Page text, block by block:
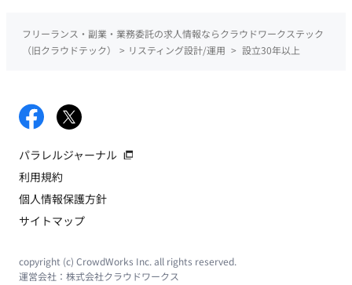
フリーランス・副業・業務委託の求人情報ならクラウドワークステック
（旧クラウドテック）
> リスティング設計/運用 > 設立30年以上
パラレルジャーナル
利用規約
個人情報保護方針
サイトマップ
copyright (c) CrowdWorks Inc. all rights reserved.
運営会社： 株式会社クラウドワークス